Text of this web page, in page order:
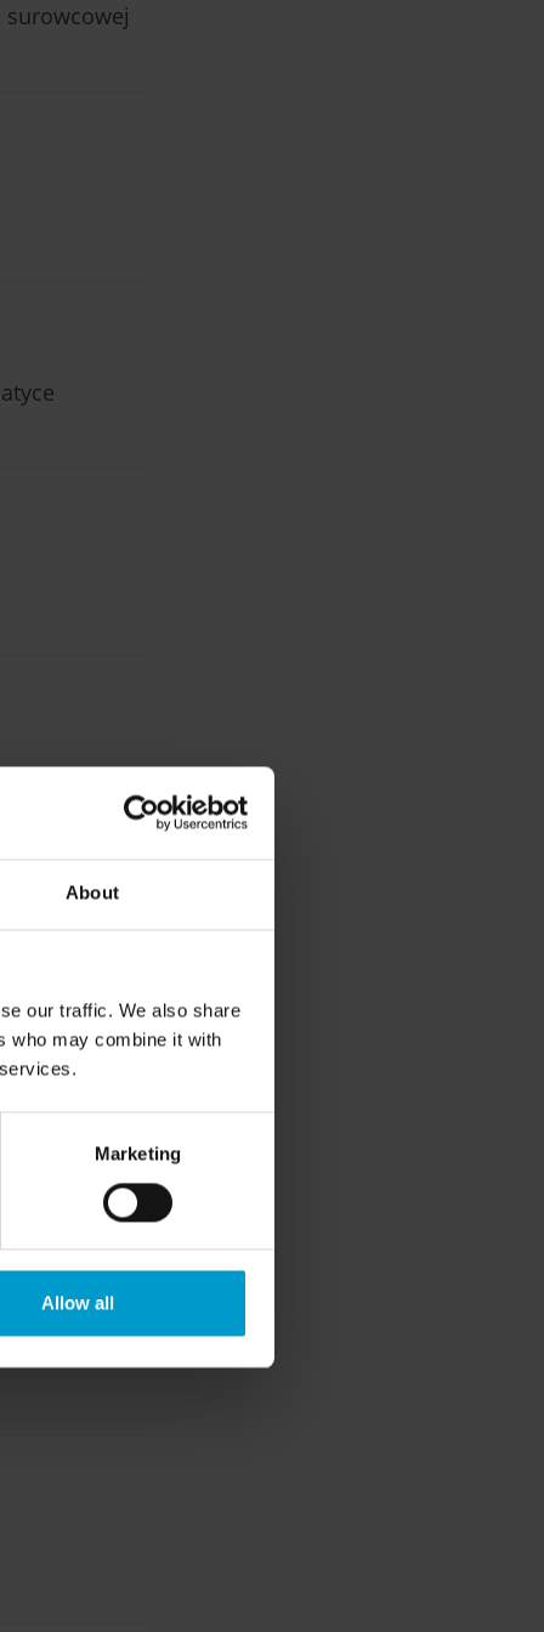
About
our traffic. We also share
who may combine it with
Marketing
Allow all